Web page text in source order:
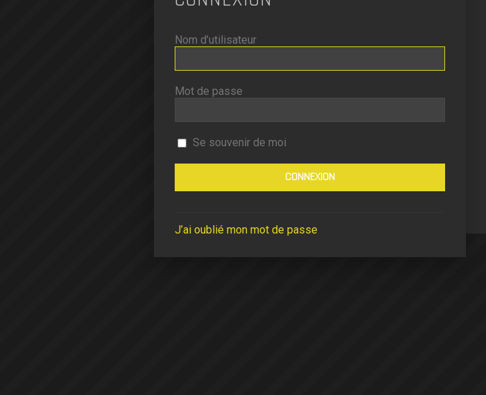
Nom d’utilisateur
Mot de passe
Se souvenir de moi
J’ai oublié mon mot de passe